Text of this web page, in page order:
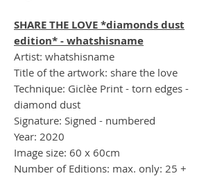
SHARE THE LOVE *diamonds dust
edition* - whatshisname
Artist: whatshisname
Title of the artwork: share the love
Technique: Giclèe Print - torn edges -
diamond dust
Signature: Signed - numbered
Year: 2020
Image size: 60 x 60cm
Number of Editions: max. only: 25 +